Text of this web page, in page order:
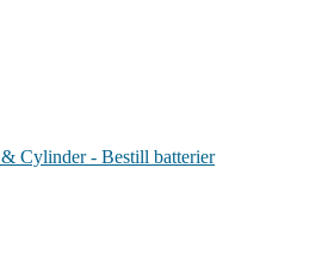
Cylinder - Bestill batterier